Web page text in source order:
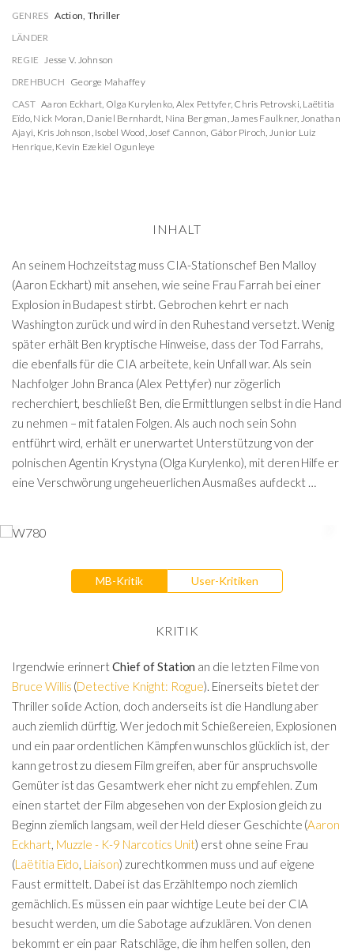
GENRES Action, Thriller
LÄNDER
REGIE Jesse V. Johnson
DREHBUCH George Mahaffey
CAST Aaron Eckhart, Olga Kurylenko, Alex Pettyfer, Chris Petrovski, Laëtitia
Eïdo, Nick Moran, Daniel Bernhardt, Nina Bergman,James Faulkner, Jonathan
Ajayi, Kris Johnson, Isobel Wood,Josef Cannon, Gábor Piroch, Junior Luiz
Henrique, Kevin Ezekiel Ogunleye
INHALT
An seinem Hochzeitstag muss CIA-Stationschef Ben Malloy
(Aaron Eckhart) mit ansehen, wie seine Frau Farrah bei einer
Explosion in Budapest stirbt. Gebrochen kehrt er nach
Washington zurück und wird in den Ruhestand versetzt. Wenig
später erhält Ben kryptische Hinweise, dass der Tod Farrahs,
die ebenfalls für die CIA arbeitete, kein Unfall war. Als sein
Nachfolger John Branca (Alex Pettyfer) nur zögerlich
recherchiert, beschließt Ben, die Ermittlungen selbst in die Hand
zu nehmen – mit fatalen Folgen. Als auch noch sein Sohn
entführt wird, erhält er unerwartet Unterstützung von der
polnischen Agentin Krystyna (Olga Kurylenko), mit deren Hilfe er
eine Verschwörung ungeheuerlichen Ausmaßes aufdeckt …
MB-Kritik User-Kritiken
KRITIK
Irgendwie erinnert Chief of Station an die letzten Filme von
Bruce Willis (Detective Knight: Rogue). Einerseits bietet der
Thriller solide Action, doch anderseits ist die Handlung aber
auch ziemlich dürftig. Wer jedoch mit Schießereien, Explosionen
und ein paar ordentlichen Kämpfen wunschlos glücklich ist, der
kann getrost zu diesem Film greifen, aber für anspruchsvolle
Gemüter ist das Gesamtwerk eher nicht zu empfehlen. Zum
einen startet der Film abgesehen von der Explosion gleich zu
Beginn ziemlich langsam, weil der Held dieser Geschichte (Aaron
Eckhart, Muzzle - K-9 Narcotics Unit) erst ohne seine Frau
(Laëtitia Eïdo Liaison) zurechtkommen muss und auf eigene
Faust ermittelt. Dabei ist das Erzähltempo noch ziemlich
gemächlich. Es müssen ein paar wichtige Leute bei der CIA
besucht werden, um die Sabotage aufzuklären. Von denen
bekommt er ein paar Ratschläge, die ihm helfen sollen, den